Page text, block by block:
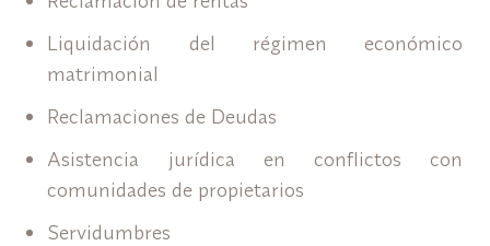
Liquidación del régimen económico
matrimonial
Reclamaciones de Deudas
Asistencia jurídica en conflictos con
comunidades de propietarios
Servidumbres